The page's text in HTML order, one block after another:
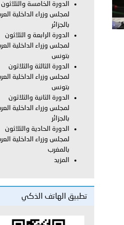
العام..
في أعمال الاجتماع الثالث عشر للجنة رؤساء
عشر للمسؤولين عن الأمن السياحي
الدورة الخامسة والثلاثون
لمجلس وزراء الداخلية
بالجزائر
الدورة الرابعة و الثلاثون
لمجلس وزراء الداخلية
بتونس
الدورة الثالثة والثلاثون
لمجلس وزراء الداخلية
بتونس
الدورة الثانية والثلاثون
لمجلس وزراء الداخلية
بالجزائر
الدورة الحادية والثلاثون
لمجلس وزراء الداخلية
بالمغرب
المزيد
تطبيق الهاتف الذكي